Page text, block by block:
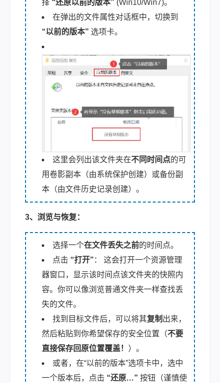
择 “还原以前的版本” (Win10/Win7)。
在弹出的文件属性对话框中，切换到
“以前的版本” 选项卡。
这里会列出该文件夹在不同时间点的可
用卷影副本（由系统保护创建）或备份副
本（由文件历史记录创建）。
3、浏览与恢复：
选择一个在文件丢失之前的时间点。
点击 “打开” ： 这会打开一个资源管理
器窗口，显示该时间点该文件夹的快照内
容。你可以像浏览普通文件夹一样查找丢
失的文件。
找到目标文件后，可以将其复制 出来，
然后粘贴到你希望保存的安全位置（不要
直接保存回原位置覆盖！ ）。
或者，在“以前的版本”选项卡中，选中
一个版本后，点击 “还原…” 按钮（谨慎使